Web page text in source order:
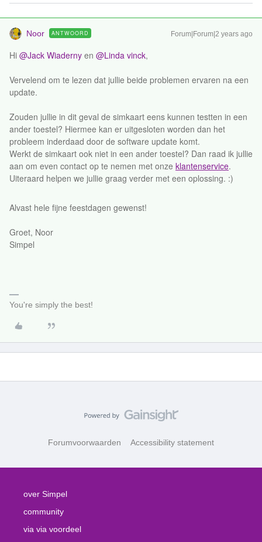
Noor ANTWOORD Forum|Forum|2 years ago
Hi @Jack Wiaderny en @Linda vinck,
Vervelend om te lezen dat jullie beide problemen ervaren na een
update.
Zouden jullie in dit geval de simkaart eens kunnen testten in een
ander toestel? Hiermee kan er uitgesloten worden dan het
probleem inderdaad door de software update komt.
Werkt de simkaart ook niet in een ander toestel? Dan raad ik jullie
aan om even contact op te nemen met onze klantenservice.
Uiteraard helpen we jullie graag verder met een oplossing. :)
Alvast hele fijne feestdagen gewenst!
Groet, Noor
Simpel
You're simply the best!
Forumvoorwaarden Accessibility statement
over Simpel
community
via via voordeel